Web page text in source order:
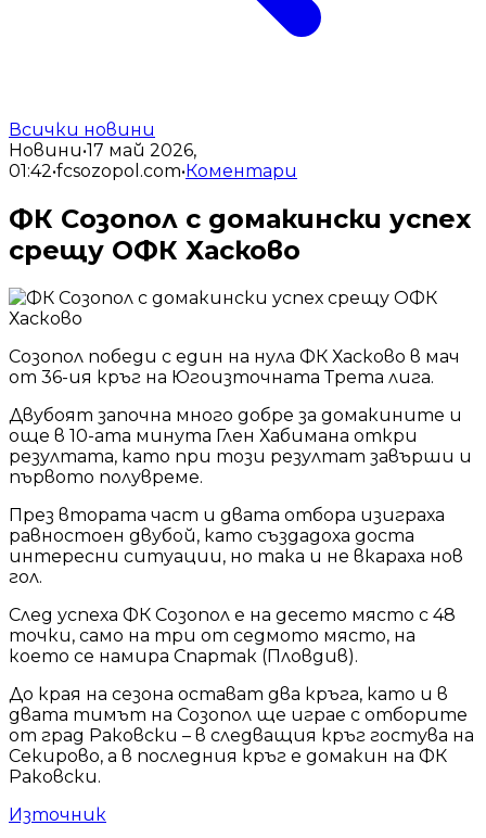
Всички новини
Новини•17 май 2026,
01:42•fcsozopol.com•Коментари
ФК Созопол с домакински успех
срещу ОФК Хасково
Созопол победи с един на нула ФК Хасково в мач
от 36-ия кръг на Югоизточната Трета лига.
Двубоят започна много добре за домакините и
още в 10-ата минута Глен Хабимана откри
резултата, като при този резултат завърши и
първото полувреме.
През втората част и двата отбора изиграха
равностоен двубой, като създадоха доста
интересни ситуации, но така и не вкараха нов
гол.
След успеха ФК Созопол е на десето място с 48
точки, само на три от седмото място, на
което се намира Спартак (Пловдив).
До края на сезона остават два кръга, като и в
двата тимът на Созопол ще играе с отборите
от град Раковски – в следващия кръг гостува на
Секирово, а в последния кръг е домакин на ФК
Раковски.
Източник